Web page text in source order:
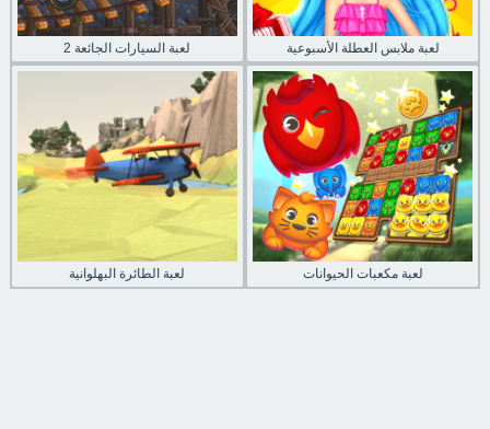
لعبة السيارات الجائعة 2 لعبة ملابس العطلة الأسبوعية
لعبة الطائرة البهلوانية لعبة مكعبات الحيوانات